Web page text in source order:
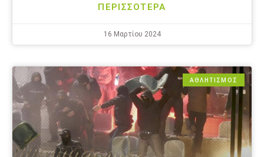
ΠΕΡΙΣΣΟΤΕΡΑ
16 Μαρτίου 2024
ΑΘΛΗΤΙΣΜΟΣ